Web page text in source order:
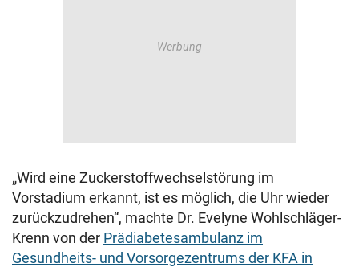
„Wird eine Zuckerstoffwechselstörung im
Vorstadium erkannt, ist es möglich, die Uhr wieder
zurückzudrehen“, machte Dr. Evelyne Wohlschläger-
Krenn von der Prädiabetesambulanz im
Gesundheits- und Vorsorgezentrums der KFA in